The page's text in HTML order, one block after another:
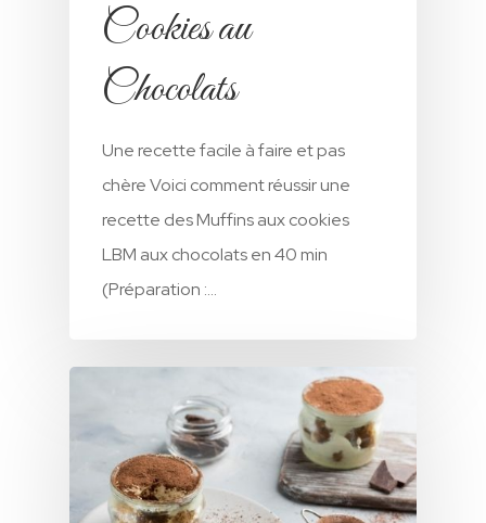
Cookies au
Chocolats
Une recette facile à faire et pas
chère Voici comment réussir une
recette des Muffins aux cookies
LBM aux chocolats en 40 min
(Préparation :…